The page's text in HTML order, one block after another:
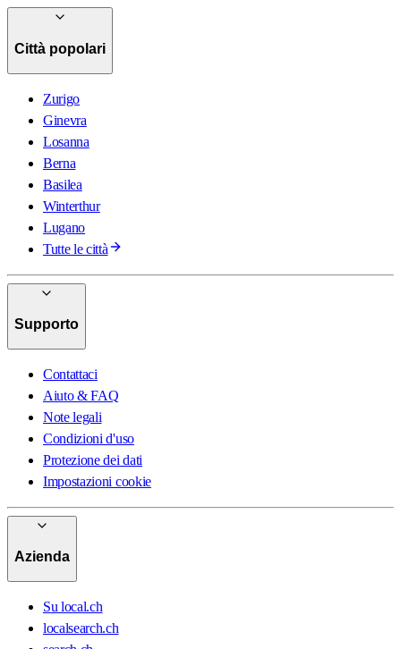
Città popolari
Zurigo
Ginevra
Losanna
Berna
Basilea
Winterthur
Lugano
Tutte le città
Supporto
Contattaci
Aiuto & FAQ
Note legali
Condizioni d'uso
Protezione dei dati
Impostazioni cookie
Azienda
Su local.ch
localsearch.ch